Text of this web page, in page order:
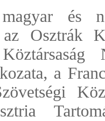
és
Osztrák
a